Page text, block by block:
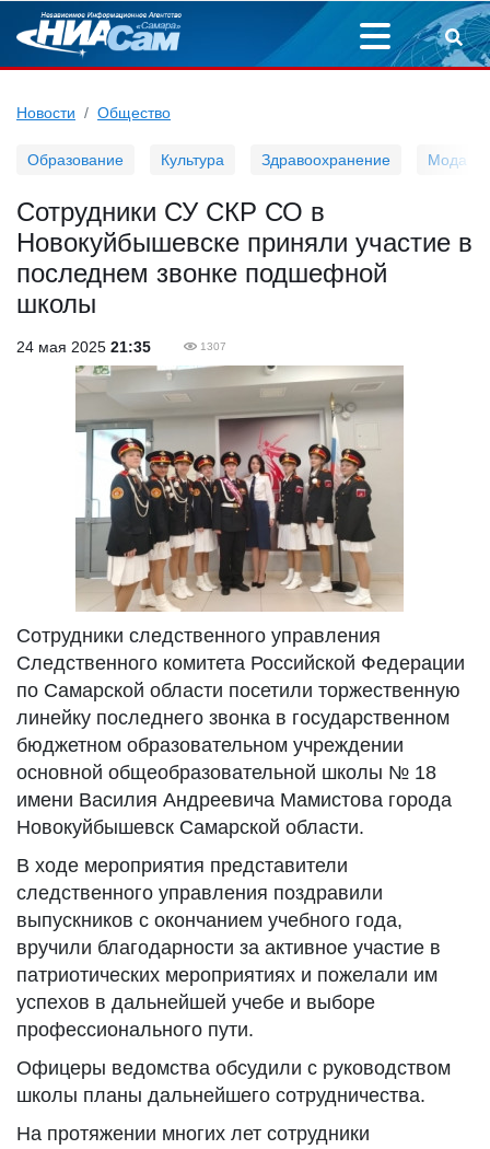
Новости Общество
Образование Культура Здравоохранение Мода
Сотрудники СУ СКР СО в
Новокуйбышевске приняли участие в
последнем звонке подшефной
школы
24 мая 2025 21:35 1307
Сотрудники следственного управления
Следственного комитета Российской Федерации
по Самарской области посетили торжественную
линейку последнего звонка в государственном
бюджетном образовательном учреждении
основной общеобразовательной школы № 18
имени Василия Андреевича Мамистова города
Новокуйбышевск Самарской области.
В ходе мероприятия представители
следственного управления поздравили
выпускников с окончанием учебного года,
вручили благодарности за активное участие в
патриотических мероприятиях и пожелали им
успехов в дальнейшей учебе и выборе
профессионального пути.
Офицеры ведомства обсудили с руководством
школы планы дальнейшего сотрудничества.
На протяжении многих лет сотрудники